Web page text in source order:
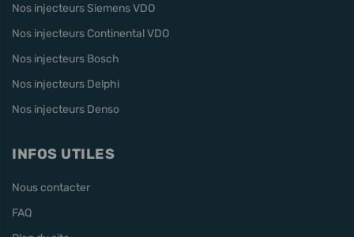
Nos injecteurs Siemens VDO
Nos injecteurs Continental VDO
Nos injecteurs Bosch
Nos injecteurs Delphi
Nos injecteurs Denso
INFOS UTILES
Nous contacter
FAQ